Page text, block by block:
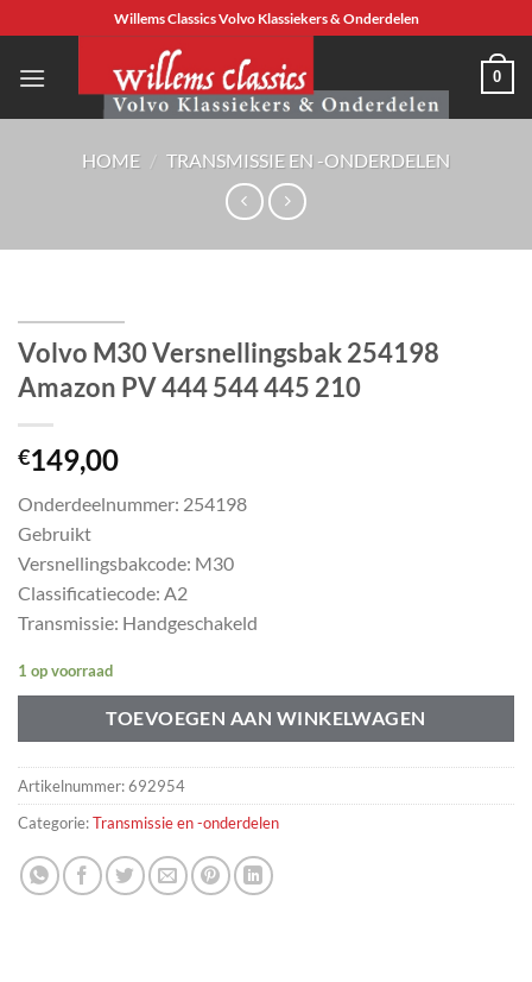
naar
inhoud
Willems Classics Volvo Klassiekers & Onderdelen
0
HOME / TRANSMISSIE EN -ONDERDELEN
Volvo M30 Versnellingsbak 254198
Amazon PV 444 544 445 210
€149,00
Onderdeelnummer: 254198
Gebruikt
Versnellingsbakcode: M30
Classificatiecode: A2
Transmissie: Handgeschakeld
1 op voorraad
TOEVOEGEN AAN WINKELWAGEN
Artikelnummer:692954
Categorie:Transmissie en -onderdelen